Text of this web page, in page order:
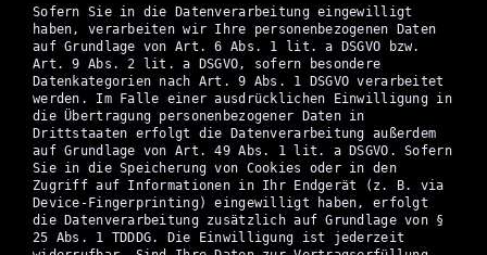
Sofern Sie in die Datenverarbeitung eingewilligt
haben, verarbeiten wir Ihre personenbezogenen Daten
auf Grundlage von Art. 6 Abs. 1 lit. a DSGVO bzw.
Art. 9 Abs. 2 lit. a DSGVO, sofern besondere
Datenkategorien nach Art. 9 Abs. 1 DSGVO verarbeitet
werden. Im Falle einer ausdrücklichen Einwilligung in
die Übertragung personenbezogener Daten in
Drittstaaten erfolgt die Datenverarbeitung außerdem
auf Grundlage von Art. 49 Abs. 1 lit. a DSGVO. Sofern
Sie in die Speicherung von Cookies oder in den
Zugriff auf Informationen in Ihr Endgerät (z. B. via
Device-Fingerprinting) eingewilligt haben, erfolgt
die Datenverarbeitung zusätzlich auf Grundlage von §
25 Abs. 1 TDDDG. Die Einwilligung ist jederzeit